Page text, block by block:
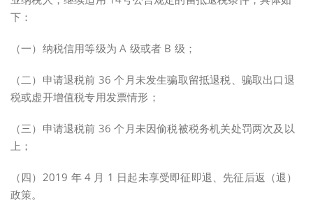
下：
（一）纳税信用等级为 A 级或者 B 级；
（二）申请退税前 36 个月未发生骗取留抵退税、骗取出口退
税或虚开增值税专用发票情形；
（三）申请退税前 36 个月未因偷税被税务机关处罚两次及以
上；
（四）2019 年 4 月 1 日起未享受即征即退、先征后返（退）
政策。